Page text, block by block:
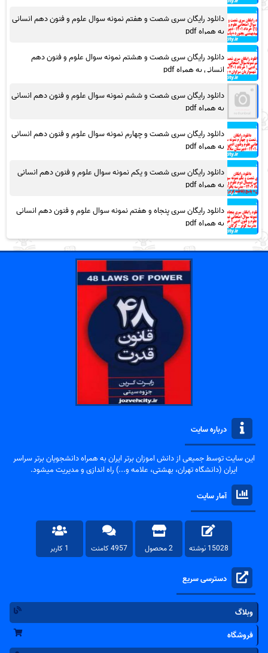
دانلود رایگان سری شصت و هفتم نمونه سوال علوم و فنون دهم انسانی
به همراه pdf
دانلود رایگان سری شصت و هشتم نمونه سوال علوم و فنون دهم
انسانی به همراه pdf
دانلود رایگان سری شصت و ششم نمونه سوال علوم و فنون دهم انسانی
به همراه pdf
دانلود رایگان سری شصت و چهارم نمونه سوال علوم و فنون دهم انسانی
به همراه pdf
دانلود رایگان سری شصت و یکم نمونه سوال علوم و فنون دهم انسانی
به همراه pdf
دانلود رایگان سری پنجاه و هفتم نمونه سوال علوم و فنون دهم انسانی
به همراه pdf
درباره سایت
این سایت توسط جمیعی از دانش اموزان برتر ایران به همراه دانشجویان برتر سراسر
ایران (دانشگاه تهران، بهشتی، علامه و...) راه اندازی و مدیریت میشود.
آمار سایت
15028 نوشته 2 محصول 4957 کامنت 1 کاربر
دسترسی سریع
وبلاگ
فروشگاه